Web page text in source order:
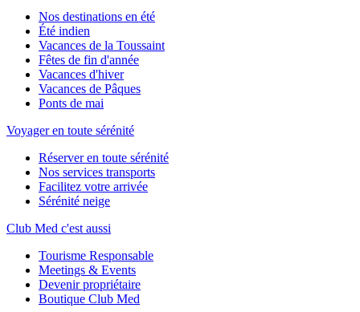
Nos destinations en été
Été indien
Vacances de la Toussaint
Fêtes de fin d'année
Vacances d'hiver
Vacances de Pâques
Ponts de mai
Voyager en toute sérénité
Réserver en toute sérénité
Nos services transports
Facilitez votre arrivée
Sérénité neige
Club Med c'est aussi
Tourisme Responsable
Meetings & Events
Devenir propriétaire
Boutique Club Med